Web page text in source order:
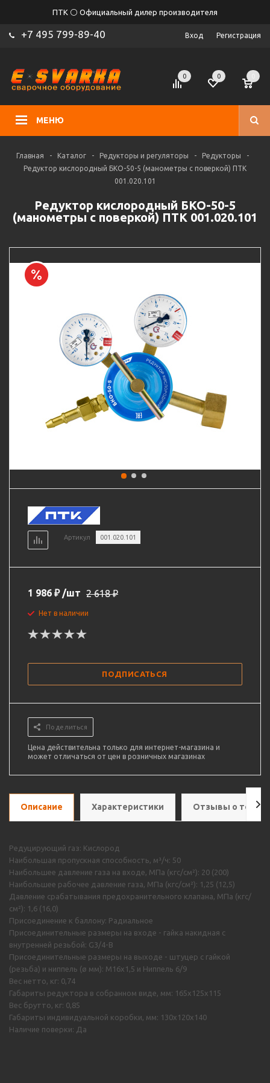
ПТК ⚪ Официальный дилер производителя
+7 495 799-89-40 Вход Регистрация
МЕНЮ
0 0
Главная - Каталог - Редукторы и регуляторы - Редукторы
-
Редуктор кислородный БКО-50-5 (манометры с поверкой) ПТК
001.020.101
Редуктор кислородный БКО-50-5
(манометры с поверкой) ПТК 001.020.101
Артикул 001.020.101
1 986 ₽ /шт 2 618₽
Нет в наличии
ПОДПИСАТЬСЯ
Поделиться
Цена действительна только для интернет-магазина и
может отличаться от цен в розничных магазинах
Описание Характеристики Отзывы о
Редуцирующий газ: Кислород
Наибольшая пропускная способность, м³/ч: 50
Наибольшее давление газа на входе, МПа (кгс/см²): 20 (200)
Наибольшее рабочее давление газа, МПа (кгс/см²): 1,25 (12,5)
Давление срабатывания предохранительного клапана, МПа (кгс/
см²): 1,6 (16,0)
Присоединение к баллону: Радиальное
Присоединительные размеры на входе - гайка накидная с
внутренней резьбой: G3/4-В
Присоединительные размеры на выходе - штуцер с гайкой
(резьба) и ниппель (ø мм): M16х1,5 и Ниппель 6/9
Вес нетто, кг: 0,74
Габариты редуктора в собранном виде, мм: 165х125х115
Вес брутто, кг: 0,85
Габариты индивидуальной коробки, мм: 130х120х140
Наличие поверки: Да